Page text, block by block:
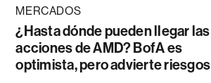
MERCADOS
¿Hasta dónde pueden llegar las
acciones de AMD? BofA es
optimista, pero advierte riesgos